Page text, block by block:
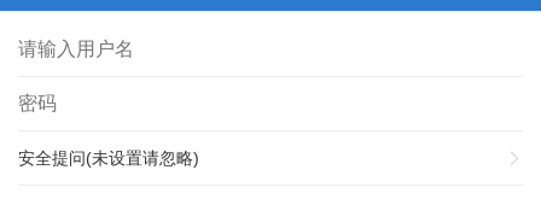
安全提问(未设置请忽略)